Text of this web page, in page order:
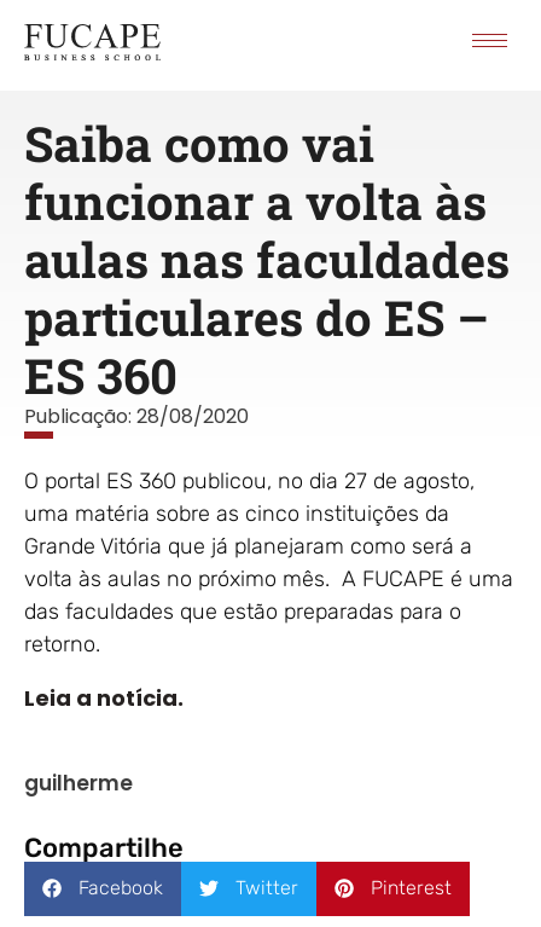
Saiba como vai
funcionar a volta às
aulas nas faculdades
particulares do ES –
ES 360
Publicação: 28/08/2020
O portal ES 360 publicou, no dia 27 de agosto,
uma matéria sobre as cinco instituições da
Grande Vitória que já planejaram como será a
volta às aulas no próximo mês. A FUCAPE é uma
das faculdades que estão preparadas para o
retorno.
Leia a notícia.
guilherme
Compartilhe
Facebook Twitter Pinterest